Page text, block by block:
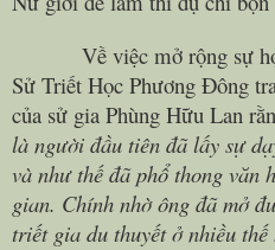
Về việc mở rộng sự học
Sử Triết Học Phương Đông
của sử gia Phùng Hữu Lan
là người đầu tiên đã lấy sự
và như thế đã phổ thong văn
gian. Chính nhờ ông đã mở
triết gia du thuyết ở nhiều thế